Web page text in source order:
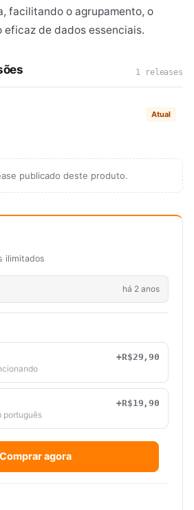
facilitando o agrupamento, o
eficaz de dados essenciais.
1 releases
Atual
publicado deste produto.
ilimitados
há 2 anos
+R$29,90
+R$19,90
português
Comprar agora